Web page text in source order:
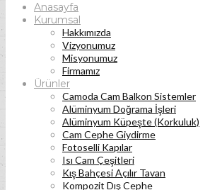
Anasayfa
Kurumsal
Hakkımızda
Vizyonumuz
Misyonumuz
Firmamız
Ürünler
Camoda Cam Balkon Sistemler
Alüminyum Doğrama İşleri
Alüminyum Küpeşte (Korkuluk)
Cam Cephe Giydirme
Fotoselli Kapılar
Isı Cam Çeşitleri
Kış Bahçesi Açılır Tavan
Kompozit Dış Cephe